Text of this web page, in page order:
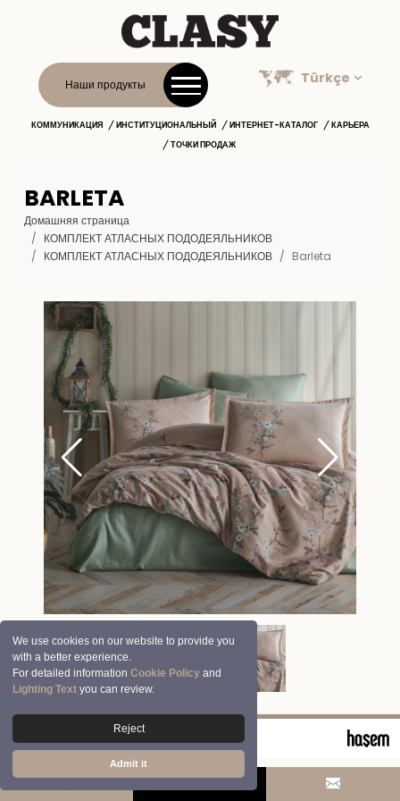
We use cookies on our website to provide you
with a better experience.
For detailed informationCookie Policy and
Lighting Text you can review.
Reject
Admit it
Наши продукты Türkçe
КОММУНИКАЦИЯ ИНСТИТУЦИОНАЛЬНЫЙ ИНТЕРНЕТ-КАТАЛОГ
КАРЬЕРА
ТОЧКИ ПРОДАЖ
BARLETA
Домашняя страница
КОМПЛЕКТ АТЛАСНЫХ ПОДОДЕЯЛЬНИКОВ
КОМПЛЕКТ АТЛАСНЫХ ПОДОДЕЯЛЬНИКОВ
Barleta
© 2026 Clasy | Aran Tekstil San. ve Tic. A.Ş.